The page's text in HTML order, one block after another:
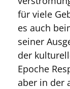
für viele
es auch
seiner
der
Epoche
aber in der